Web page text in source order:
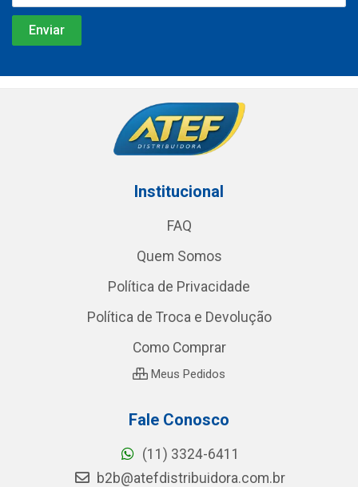
Institucional
FAQ
Quem Somos
Política de Privacidade
Política de Troca e Devolução
Como Comprar
Meus Pedidos
Fale Conosco
(11) 3324-6411
b2b@atefdistribuidora.com.br